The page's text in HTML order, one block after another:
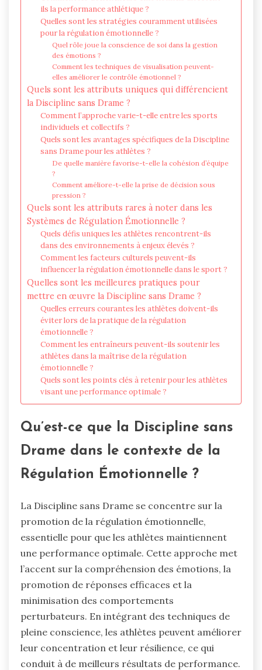
ils la performance athlétique ?
Quelles sont les stratégies couramment utilisées
pour la régulation émotionnelle ?
Quel rôle joue la conscience de soi dans la gestion
des émotions ?
Comment les techniques de visualisation peuvent-
elles améliorer le contrôle émotionnel ?
Quels sont les attributs uniques qui différencient
la Discipline sans Drame ?
Comment l’approche varie-t-elle entre les sports
individuels et collectifs ?
Quels sont les avantages spécifiques de la Discipline
sans Drame pour les athlètes ?
De quelle manière favorise-t-elle la cohésion d’équipe
?
Comment améliore-t-elle la prise de décision sous
pression ?
Quels sont les attributs rares à noter dans les
Systèmes de Régulation Émotionnelle ?
Quels défis uniques les athlètes rencontrent-ils
dans des environnements à enjeux élevés ?
Comment les facteurs culturels peuvent-ils
influencer la régulation émotionnelle dans le sport ?
Quelles sont les meilleures pratiques pour
mettre en œuvre la Discipline sans Drame ?
Quelles erreurs courantes les athlètes doivent-ils
éviter lors de la pratique de la régulation
émotionnelle ?
Comment les entraîneurs peuvent-ils soutenir les
athlètes dans la maîtrise de la régulation
émotionnelle ?
Quels sont les points clés à retenir pour les athlètes
visant une performance optimale ?
Qu’est-ce que la Discipline sans
Drame dans le contexte de la
Régulation Émotionnelle ?
La Discipline sans Drame se concentre sur la
promotion de la régulation émotionnelle,
essentielle pour que les athlètes maintiennent
une performance optimale. Cette approche met
l’accent sur la compréhension des émotions, la
promotion de réponses efficaces et la
minimisation des comportements
perturbateurs. En intégrant des techniques de
pleine conscience, les athlètes peuvent améliorer
leur concentration et leur résilience, ce qui
conduit à de meilleurs résultats de performance.